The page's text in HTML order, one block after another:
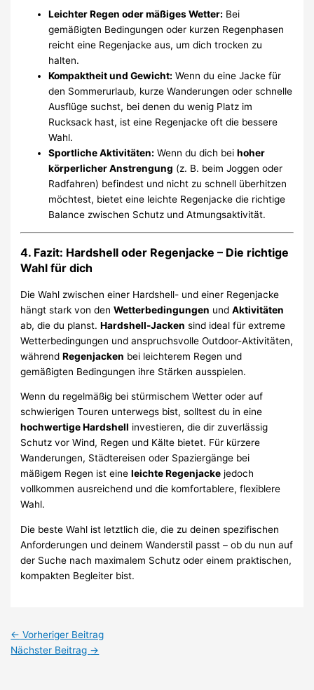
Leichter Regen oder mäßiges Wetter: Bei
gemäßigten Bedingungen oder kurzen Regenphasen
reicht eine Regenjacke aus, um dich trocken zu
halten.
Kompaktheit und Gewicht: Wenn du eine Jacke für
den Sommerurlaub, kurze Wanderungen oder schnelle
Ausflüge suchst, bei denen du wenig Platz im
Rucksack hast, ist eine Regenjacke oft die bessere
Wahl.
Sportliche Aktivitäten: Wenn du dich beihoher
körperlicher Anstrengung (z. B. beim Joggen oder
Radfahren) befindest und nicht zu schnell überhitzen
möchtest, bietet eine leichte Regenjacke die richtige
Balance zwischen Schutz und Atmungsaktivität.
4. Fazit: Hardshell oder Regenjacke – Die richtige
Wahl für dich
Die Wahl zwischen einer Hardshell- und einer Regenjacke
hängt stark von denWetterbedingungen undAktivitäten
ab, die du planst.Hardshell-Jacken sind ideal für extreme
Wetterbedingungen und anspruchsvolle Outdoor-Aktivitäten,
währendRegenjacken bei leichterem Regen und
gemäßigten Bedingungen ihre Stärken ausspielen.
Wenn du regelmäßig bei stürmischem Wetter oder auf
schwierigen Touren unterwegs bist, solltest du in eine
hochwertige Hardshell investieren, die dir zuverlässig
Schutz vor Wind, Regen und Kälte bietet. Für kürzere
Wanderungen, Städtereisen oder Spaziergänge bei
mäßigem Regen ist eineleichte Regenjacke jedoch
vollkommen ausreichend und die komfortablere, flexiblere
Wahl.
Die beste Wahl ist letztlich die, die zu deinen spezifischen
Anforderungen und deinem Wanderstil passt – ob du nun auf
der Suche nach maximalem Schutz oder einem praktischen,
kompakten Begleiter bist.
← Vorheriger Beitrag
Nächster Beitrag →